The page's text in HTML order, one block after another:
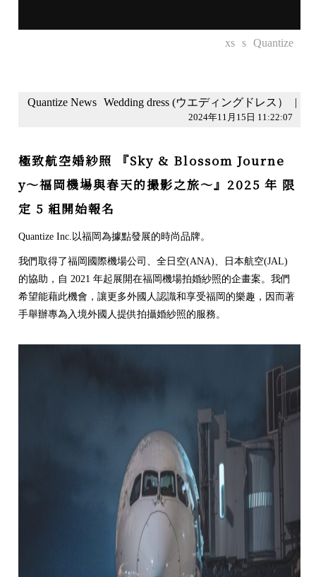
xs s Quantize
Quantize News Wedding dress (ウエディングドレス） |
2024年11月15日 11:22:07
極致航空婚紗照 『Sky & Blossom Journe
y〜福岡機場與春天的撮影之旅〜』2025 年 限
定 5 組開始報名
Quantize Inc.以福岡為據點發展的時尚品牌。
我們取得了福岡國際機場公司、全日空(ANA)、日本航空(JAL)
的協助，自 2021 年起展開在福岡機場拍婚紗照的企畫案。我們
希望能藉此機會，讓更多外國人認識和享受福岡的樂趣，因而著
手舉辦專為入境外國人提供拍攝婚紗照的服務。